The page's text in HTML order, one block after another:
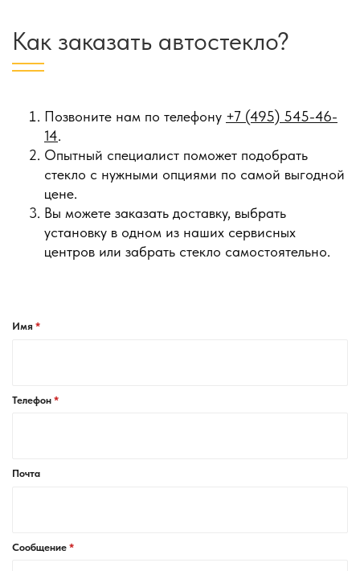
Как заказать автостекло?
Позвоните нам по телефону +7 (495) 545-46-
14.
Опытный специалист поможет подобрать
стекло с нужными опциями по самой выгодной
цене.
Вы можете заказать доставку, выбрать
установку в одном из наших сервисных
центров или забрать стекло самостоятельно.
Имя
Телефон
Почта
Сообщение